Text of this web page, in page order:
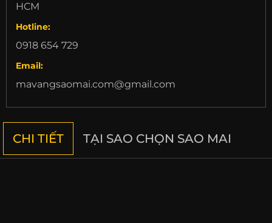
HCM
Hotline:
0918 654 729
Email:
mavangsaomai.com@gmail.com
CHI TIẾT TẠI SAO CHỌN SAO MAI